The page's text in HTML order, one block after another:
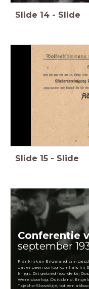
Slide 14 - Slide
Slide 15 - Slide
Conferentie
september
Frankrijk en Engeland zijn
dat er geen oorlog komt als hij
krijgt. Dit gebied hoorde bij
Wereldoorlog. Duitsland,
Tsjecho-Slowakije, tot een